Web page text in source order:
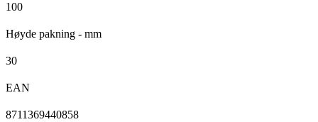
100
Høyde pakning - mm
30
EAN
8711369440858